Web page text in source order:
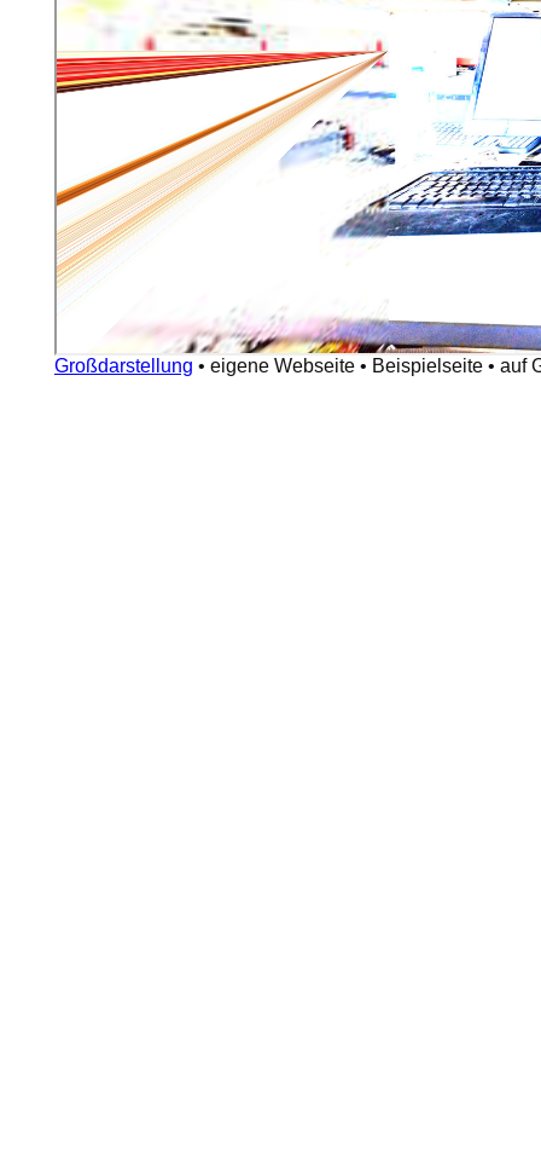
Großdarstellung • eigene Webseite • Beispielseite • auf